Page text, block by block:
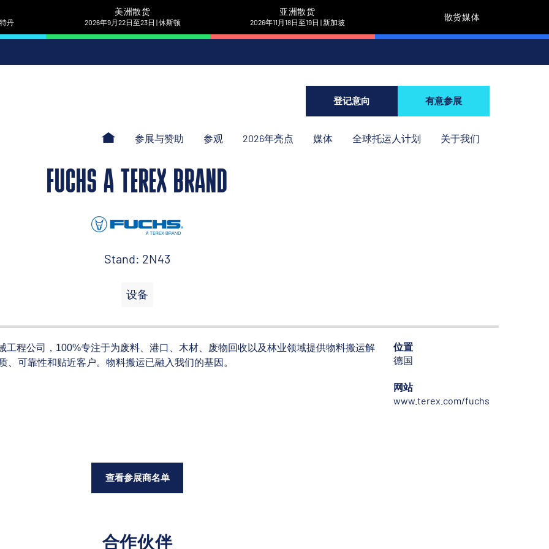
丹
美洲散货
2026年9月22日至23日 | 休斯顿
亚洲散货
2026年11月18日至19日 | 新加坡
散货媒体
登记意向 有意参展
参展与赞助 参观 2026年亮点 媒体 全球托运人计划 关于我们
FUCHS A TEREX BRAND
Stand: 2N43
设备
程公司，100%专注于为废料、港口、木材、废物回收以及林业领域提供物料搬运解
可靠性和贴近客户。物料搬运已融入我们的基因。
位置
德国
网站
www.terex.com/fuchs
查看参展商名单
合作伙伴